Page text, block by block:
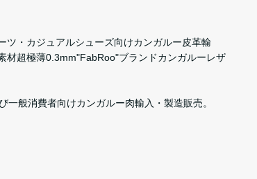
ツ・カジュアルシューズ向けカンガルー皮革輸
材超極薄0.3mm"FabRoo"ブランドカンガルーレザ
一般消費者向けカンガルー肉輸入・製造販売。